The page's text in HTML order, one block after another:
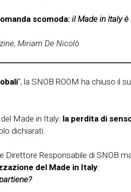
scomoda: il Made in Italy
Miriam De Nicolò
“, la SNOB ROOM ha chiuso il
Made in Italy: la perdita di
dichiarati.
Direttore Responsabile di SNOB
del Made in Italy: